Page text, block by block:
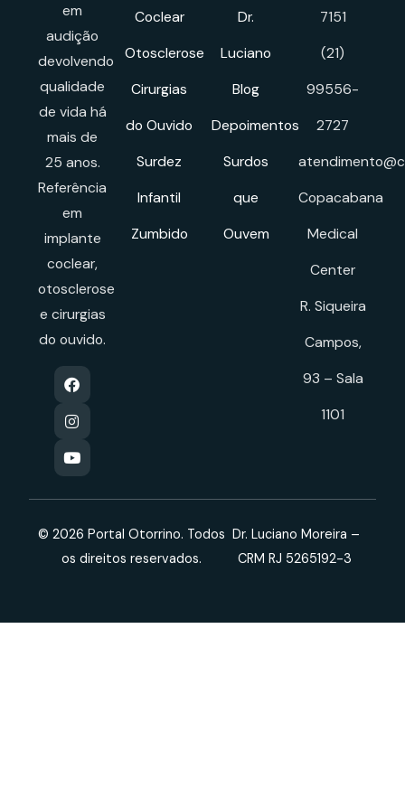
em
audição
devolvendo
qualidade
de vida há
mais de
25 anos.
Referência
em
implante
coclear,
otosclerose
e cirurgias
do ouvido.
Coclear
Otosclerose
Cirurgias
do Ouvido
Surdez
Infantil
Zumbido
Dr.
Luciano
Blog
Depoimentos
Surdos
que
Ouvem
7151
(21)
99556-
2727
Copacabana
Medical
Center
R. Siqueira
Campos,
93 – Sala
1101
© 2026 Portal Otorrino. Todos
os direitos reservados.
Dr. Luciano Moreira –
CRM RJ 5265192-3